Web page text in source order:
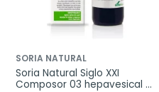
SORIA NATURAL
Soria Natural Siglo XXI
Composor 03 hepavesical